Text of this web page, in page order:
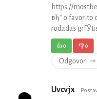
https://
вЂ“ o favorito
rodadas
👍0 👎0
Odgovori ⇾
Uvcvjx